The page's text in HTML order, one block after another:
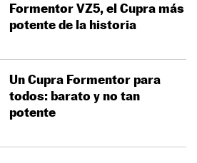
Formentor VZ5, el Cupra más
potente de la historia
Un Cupra Formentor para
todos: barato y no tan
potente